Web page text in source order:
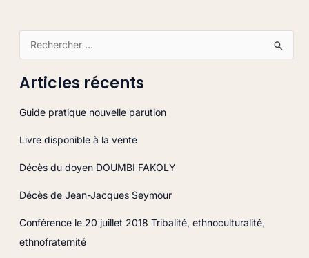
c
r
c
e
r
Articles récents
Guide pratique nouvelle parution
Livre disponible à la vente
Décès du doyen DOUMBI FAKOLY
Décès de Jean-Jacques Seymour
Conférence le 20 juillet 2018 Tribalité, ethnoculturalité,
ethnofraternité